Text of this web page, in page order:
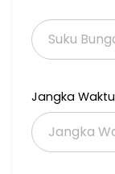
5 menit ke Grand
5 menit ke
25 menit ke kantor
Jika anda butuh
Gedung dan
memasarkan unit
Jangka